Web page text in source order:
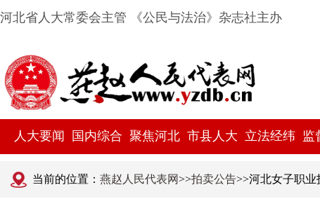
河北省人大常委会主管 《公民与法治》杂志社主办
人大要闻 国内综合 聚焦河北 市县人大 立法经纬 监
当前的位置： 燕赵人民代表网>>拍卖公告>>河北女子职